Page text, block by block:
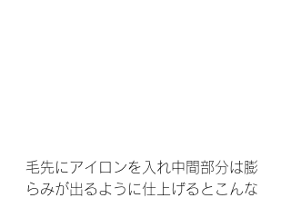
毛先にアイロンを入れ中間部分は膨
らみが出るように仕上げるとこんな